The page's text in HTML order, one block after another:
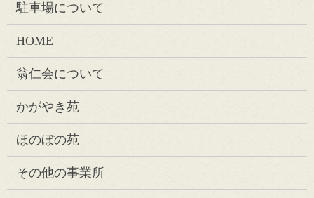
駐車場について
HOME
翁仁会について
かがやき苑
ほのぼの苑
その他の事業所